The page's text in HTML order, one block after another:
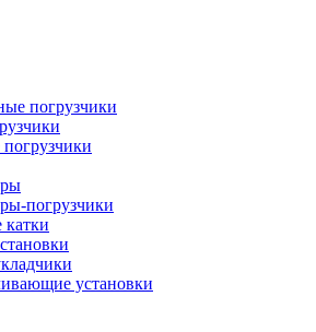
погрузчики
погрузчики
установки